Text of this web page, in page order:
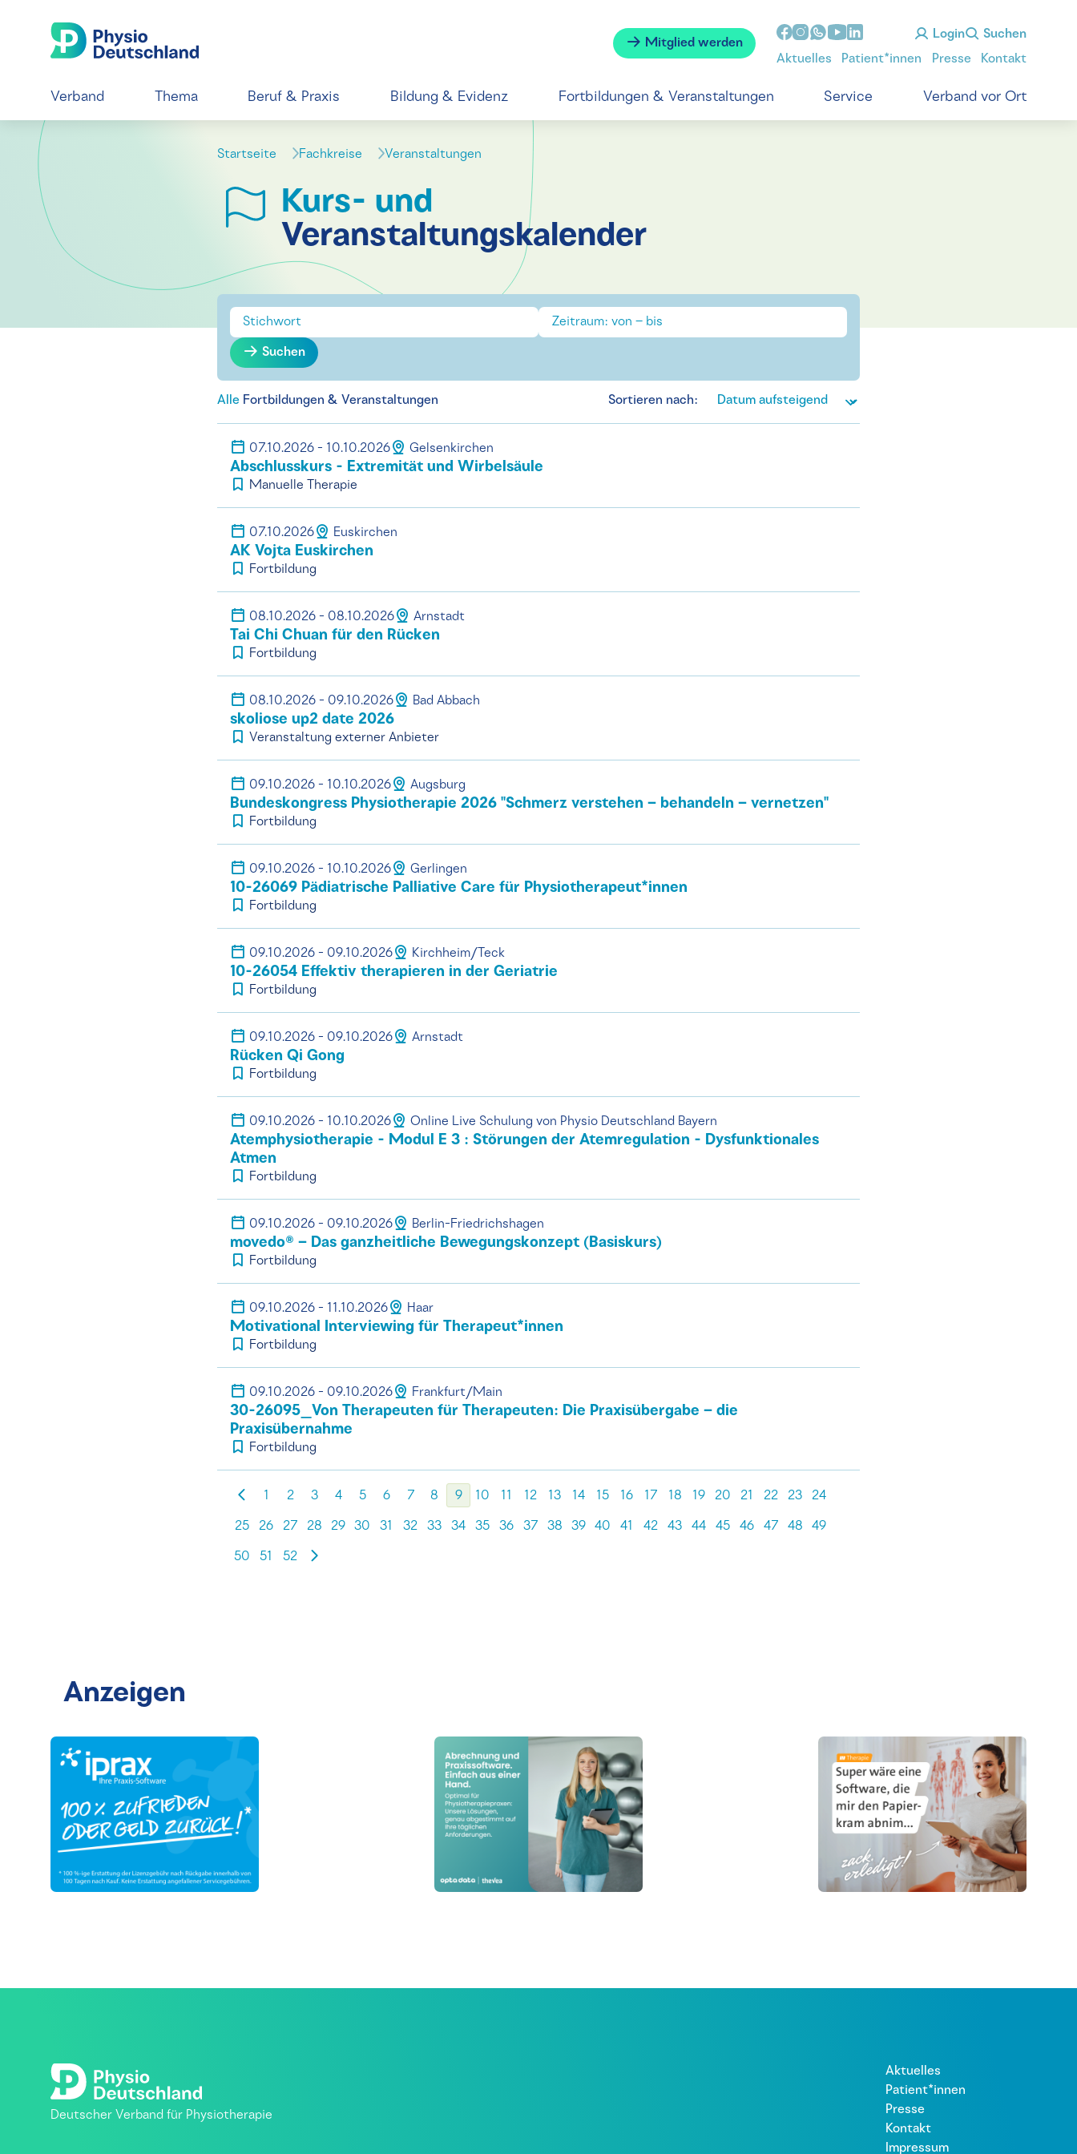
Mitglied werden
Login Suchen
Aktuelles Patient*innen Presse Kontakt
Verband Thema Beruf & Praxis Bildung & Evidenz Fortbildungen & Veranstaltungen Service Verband vor Ort
Startseite Fachkreise Veranstaltungen
Kurs- und
Veranstaltungskalender
Suchen
Alle Fortbildungen & Veranstaltungen Sortieren nach:
07.10.2026 - 10.10.2026 Gelsenkirchen
Abschlusskurs - Extremität und Wirbelsäule
Manuelle Therapie
07.10.2026 Euskirchen
AK Vojta Euskirchen
Fortbildung
08.10.2026 - 08.10.2026 Arnstadt
Tai Chi Chuan für den Rücken
Fortbildung
08.10.2026 - 09.10.2026 Bad Abbach
skoliose up2 date 2026
Veranstaltung externer Anbieter
09.10.2026 - 10.10.2026 Augsburg
Bundeskongress Physiotherapie 2026 ''Schmerz verstehen – behandeln – vernetzen''
Fortbildung
09.10.2026 - 10.10.2026 Gerlingen
10-26069 Pädiatrische Palliative Care für Physiotherapeut*innen
Fortbildung
09.10.2026 - 09.10.2026 Kirchheim/Teck
10-26054 Effektiv therapieren in der Geriatrie
Fortbildung
09.10.2026 - 09.10.2026 Arnstadt
Rücken Qi Gong
Fortbildung
09.10.2026 - 10.10.2026 Online Live Schulung von Physio Deutschland Bayern
Atemphysiotherapie - Modul E 3 : Störungen der Atemregulation - Dysfunktionales
Atmen
Fortbildung
09.10.2026 - 09.10.2026 Berlin-Friedrichshagen
movedo® – Das ganzheitliche Bewegungskonzept (Basiskurs)
Fortbildung
09.10.2026 - 11.10.2026 Haar
Motivational Interviewing für Therapeut*innen
Fortbildung
09.10.2026 - 09.10.2026 Frankfurt/Main
30-26095_Von Therapeuten für Therapeuten: Die Praxisübergabe – die
Praxisübernahme
Fortbildung
1 2 3 4 5 6 7 8 9 10 11 12 13 14 15 16 17 18 19 20 21 22 23 24
25 26 27 28 29 30 31 32 33 34 35 36 37 38 39 40 41 42 43 44 45 46 47 48 49
50 51 52
Anzeigen
Deutscher Verband für Physiotherapie
Aktuelles
Patient*innen
Presse
Kontakt
Impressum